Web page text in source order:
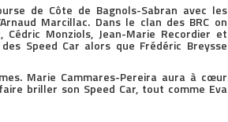
de Côte de Bagnols-Sabran avec les
Marcillac. Dans le clan des BRC on
Monziols, Jean-Marie Recordier et
Speed Car alors que Frédéric Breysse
Marie Cammares-Pereira aura à cœur
briller son Speed Car, tout comme Eva